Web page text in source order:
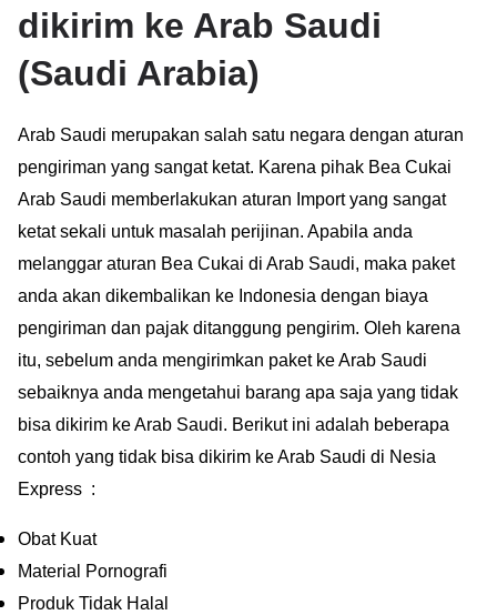
dikirim ke Arab Saudi
(Saudi Arabia)
Arab Saudi merupakan salah satu negara dengan aturan
pengiriman yang sangat ketat. Karena pihak Bea Cukai
Arab Saudi memberlakukan aturan Import yang sangat
ketat sekali untuk masalah perijinan. Apabila anda
melanggar aturan Bea Cukai di Arab Saudi, maka paket
anda akan dikembalikan ke Indonesia dengan biaya
pengiriman dan pajak ditanggung pengirim. Oleh karena
itu, sebelum anda mengirimkan paket ke Arab Saudi
sebaiknya anda mengetahui barang apa saja yang tidak
bisa dikirim ke Arab Saudi. Berikut ini adalah beberapa
contoh yang tidak bisa dikirim ke Arab Saudi di Nesia
Express :
Obat Kuat
Material Pornografi
Produk Tidak Halal